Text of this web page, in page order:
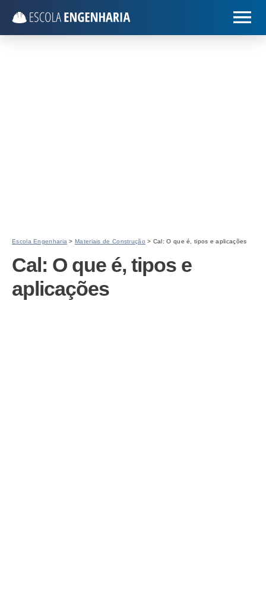
Escola Engenharia >Materiais de Construção > Cal: O que é, tipos e aplicações
Cal: O que é, tipos e
aplicações